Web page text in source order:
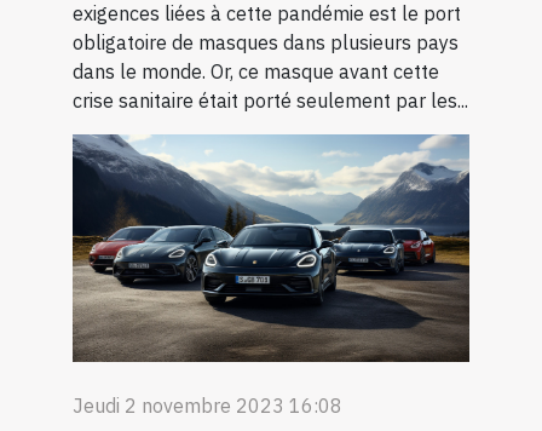
exigences liées à cette pandémie est le port
obligatoire de masques dans plusieurs pays
dans le monde. Or, ce masque avant cette
crise sanitaire était porté seulement par les...
Jeudi 2 novembre 2023 16:08